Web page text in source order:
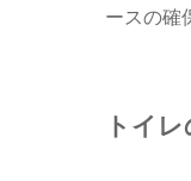
ースの確
トイ